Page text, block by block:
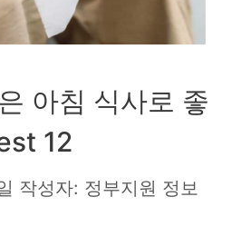
아침 식사로 좋
12
작성자: 정부지원 정보